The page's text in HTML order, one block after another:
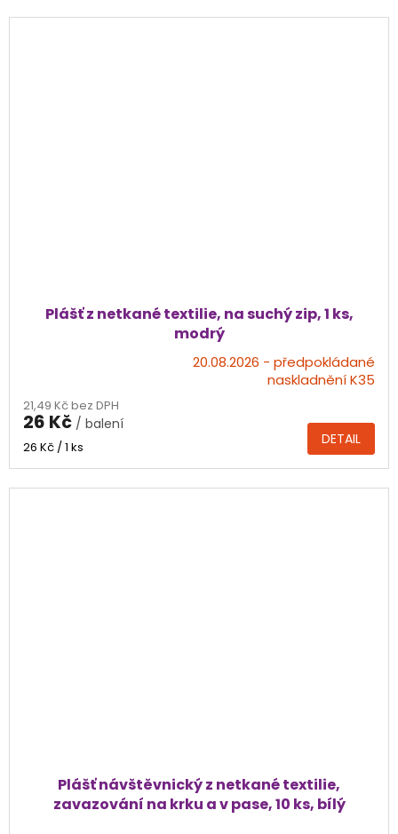
Plášť z netkané textilie, na suchý zip, 1 ks,
modrý
produktu
je
4,0
20.08.2026 - předpokládané
naskladnění K35
21,49 Kč bez DPH
26 Kč / balení
Měrná
26 Kč / 1 ks DETAIL
Plášť návštěvnický z netkané textilie,
zavazování na krku a v pase, 10 ks, bílý